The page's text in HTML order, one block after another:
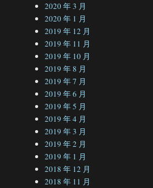
2020 年 3 月
2020 年 1 月
2019 年 12 月
2019 年 11 月
2019 年 10 月
2019 年 8 月
2019 年 7 月
2019 年 6 月
2019 年 5 月
2019 年 4 月
2019 年 3 月
2019 年 2 月
2019 年 1 月
2018 年 12 月
2018 年 11 月